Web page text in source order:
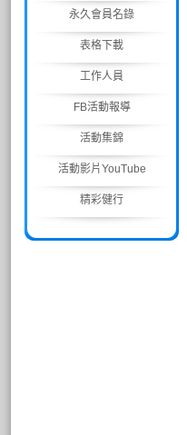
永久會員名錄
表格下載
工作人員
FB活動報導
活動集錦
活動影片YouTube
精彩健行